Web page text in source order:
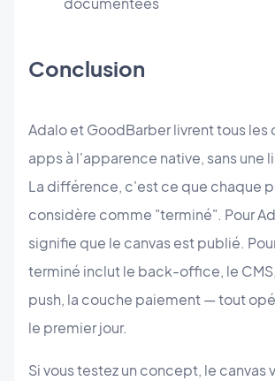
Conclusion
Adalo et GoodBarber livrent tous les
apps à l'apparence native, sans une
La différence, c'est ce que chaque
considère comme "terminé". Pour
signifie que le canvas est publié.
terminé inclut le back-office, le
push, la couche paiement — tout
le premier jour.
Si vous testez un concept, le canvas